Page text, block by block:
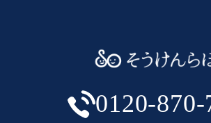
0120-870-